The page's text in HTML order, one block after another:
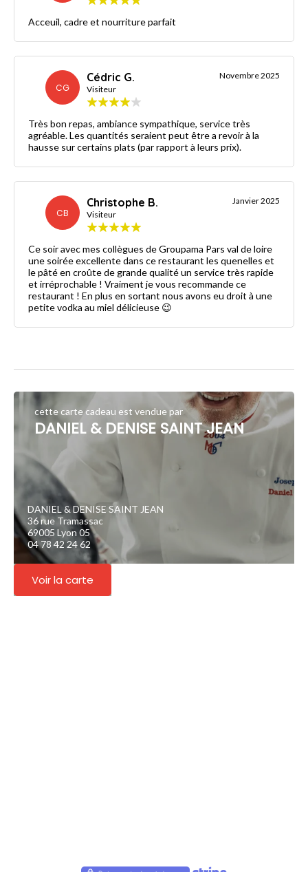
Acceuil, cadre et nourriture parfait
CG
Cédric G.
Visiteur
Novembre 2025
Très bon repas, ambiance sympathique, service très
agréable. Les quantités seraient peut être a revoir à la
hausse sur certains plats (par rapport à leurs prix).
CB
Christophe B.
Visiteur
Janvier 2025
Ce soir avec mes collègues de Groupama Pars val de loire
une soirée excellente dans ce restaurant les quenelles et
le pâté en croûte de grande qualité un service très rapide
et irréprochable ! Vraiment je vous recommande ce
restaurant ! En plus en sortant nous avons eu droit à une
petite vodka au miel délicieuse 😉
cette carte cadeau est vendue par
DANIEL & DENISE SAINT JEAN
DANIEL & DENISE SAINT JEAN
36 rue Tramassac
69005 Lyon 05
04 78 42 24 62
Voir la carte